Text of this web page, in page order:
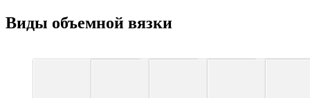
Виды объемной вязки